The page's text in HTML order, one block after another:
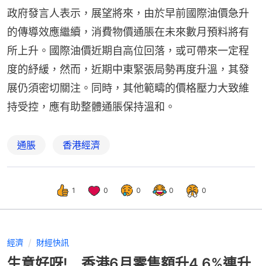
政府發言人表示，展望將來，由於早前國際油價急升
的傳導效應繼續，消費物價通脹在未來數月預料將有
所上升。國際油價近期自高位回落，或可帶來一定程
度的紓緩，然而，近期中東緊張局勢再度升溫，其發
展仍須密切關注。同時，其他範疇的價格壓力大致維
持受控，應有助整體通脹保持溫和。
通脹 香港經濟
1 0 0 0 0
經濟 財經快訊